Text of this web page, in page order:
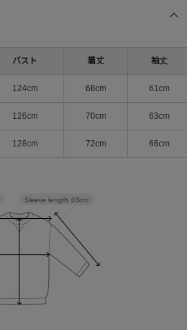
バスト 着丈 袖丈
124cm 68cm 61cm
126cm 70cm 63cm
128cm 72cm 66cm
Sleeve length 63cm